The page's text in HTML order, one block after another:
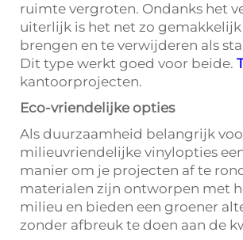
ruimte vergroten. Ondanks het
uiterlijk is het net zo gemakkelijk
brengen en te verwijderen als
Dit type werkt goed voor beide.
kantoorprojecten.
Eco-vriendelijke opties
Als duurzaamheid belangrijk
milieuvriendelijke vinylopties
manier om je projecten af te
materialen zijn ontworpen met
milieu en bieden een groener
zonder afbreuk te doen aan de